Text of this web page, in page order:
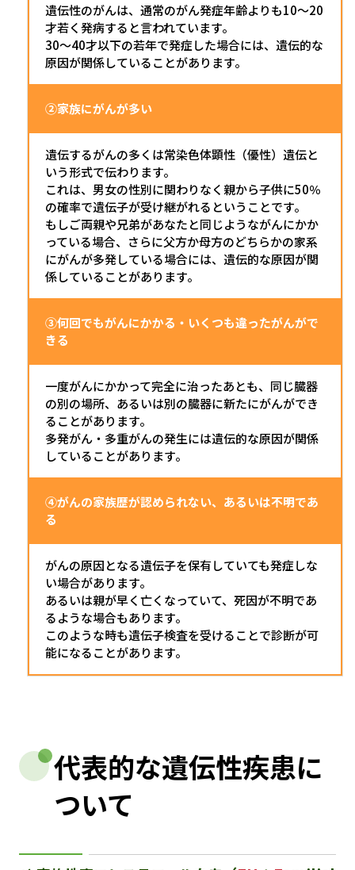
遺伝性のがんは、通常のがん発症年齢よりも10～20
才若く発病すると言われています。
30～40才以下の若年で発症した場合には、遺伝的な
原因が関係していることがあります。
②家族にがんが多い
遺伝するがんの多くは常染色体顕性（優性）遺伝と
いう形式で伝わります。
これは、男女の性別に関わりなく親から子供に50％
の確率で遺伝子が受け継がれるということです。
もしご両親や兄弟があなたと同じようながんにかか
っている場合、さらに父方か母方のどちらかの家系
にがんが多発している場合には、遺伝的な原因が関
係していることがあります。
③何回でもがんにかかる・いくつも違ったがんがで
きる
一度がんにかかって完全に治ったあとも、同じ臓器
の別の場所、あるいは別の臓器に新たにがんができ
ることがあります。
多発がん・多重がんの発生には遺伝的な原因が関係
していることがあります。
④がんの家族歴が認められない、あるいは不明であ
る
がんの原因となる遺伝子を保有していても発症しな
い場合があります。
あるいは親が早く亡くなっていて、死因が不明であ
るような場合もあります。
このような時も遺伝子検査を受けることで診断が可
能になることがあります。
代表的な遺伝性疾患に
ついて